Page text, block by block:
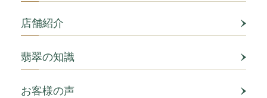
店舗紹介
翡翠の知識
お客様の声